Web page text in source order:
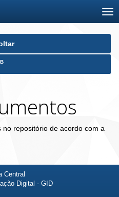
repositório de acordo com a
Central
Digital - GID